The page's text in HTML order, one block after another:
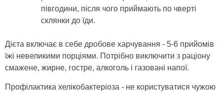
півгодини, після чого приймають по чверті
склянки до їди.
Дієта включає в себе дробове харчування - 5-6 прийомів
їжі невеликими порціями. Потрібно виключити з раціону
смажене, жирне, гостре, алкоголь і газовані напої.
Профілактика хелікобактеріоза - не користуватися чужою